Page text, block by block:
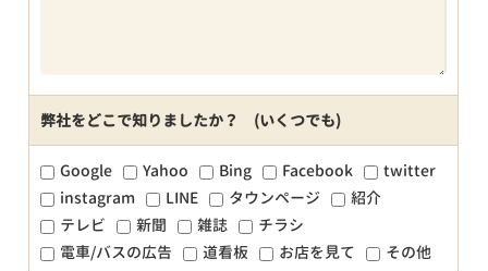
弊社をどこで知りましたか？ (いくつでも)
Google Yahoo Bing Facebook
twitter
instagram
LINE タウンページ
紹介
テレビ
新聞 雑誌
チラシ
電車/バスの広告
道看板 お店を見て その他